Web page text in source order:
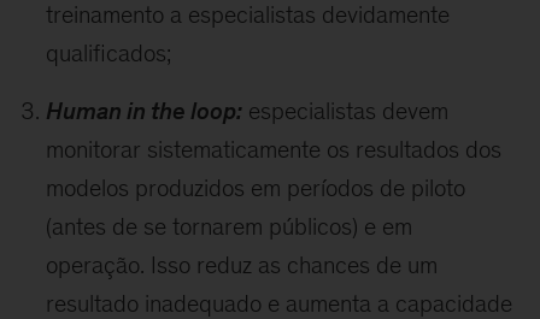
treinamento a especialistas devidamente
qualificados;
Human in the loop: especialistas devem
monitorar sistematicamente os resultados dos
modelos produzidos em períodos de piloto
(antes de se tornarem públicos) e em
operação. Isso reduz as chances de um
resultado inadequado e aumenta a capacidade